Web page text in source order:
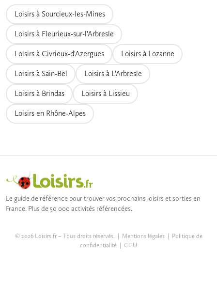
Loisirs à Sourcieux-les-Mines
Loisirs à Fleurieux-sur-l'Arbresle
Loisirs à Civrieux-d'Azergues Loisirs à Lozanne
Loisirs à Sain-Bel Loisirs à L'Arbresle
Loisirs à Brindas Loisirs à Lissieu
Loisirs en Rhône-Alpes
Le guide de référence pour trouver vos prochains loisirs et sorties en
France. Plus de 50 000 activités référencées.
© 2026 Loisirs.fr – Tous droits réservés. | Mentions légales| Politique de
confidentialité | CGU